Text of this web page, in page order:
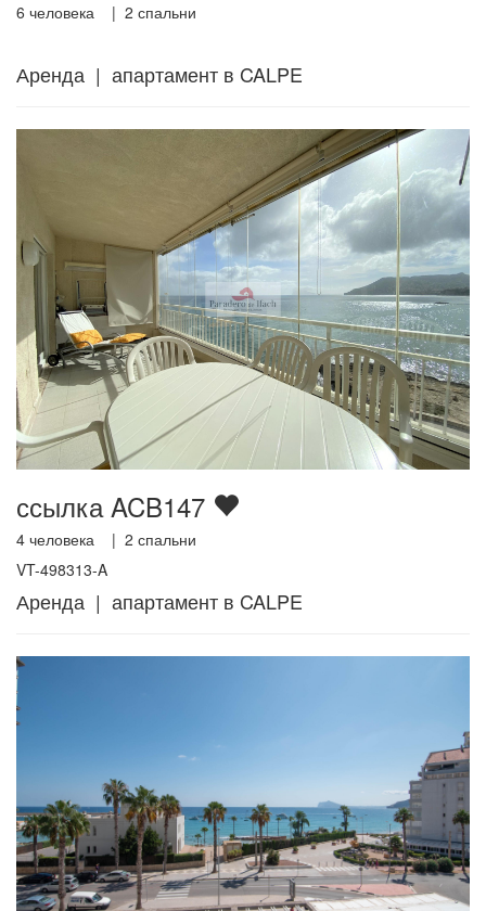
6 человека | 2 спальни
Аренда | апартамент в CALPE
ссылка ACB147
4 человека | 2 спальни
VT-498313-A
Аренда | апартамент в CALPE